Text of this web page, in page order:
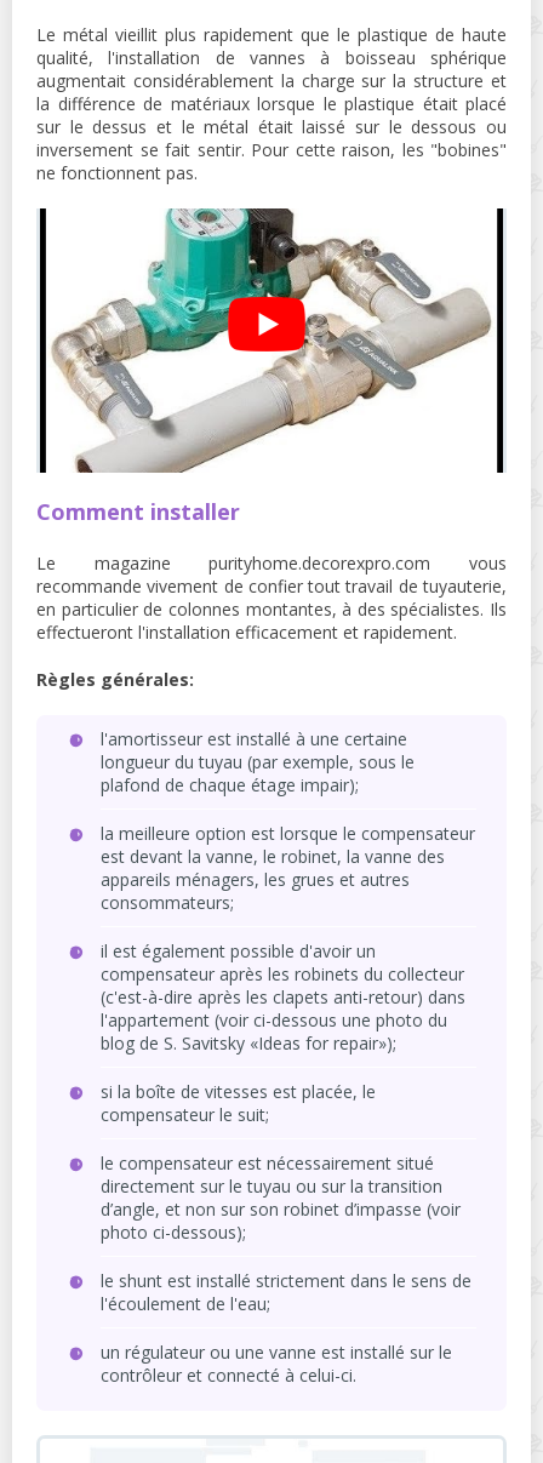
Le métal vieillit plus rapidement que le plastique de haute
qualité, l'installation de vannes à boisseau sphérique
augmentait considérablement la charge sur la structure et
la différence de matériaux lorsque le plastique était placé
sur le dessus et le métal était laissé sur le dessous ou
inversement se fait sentir. Pour cette raison, les "bobines"
ne fonctionnent pas.
Comment installer
Le magazine purityhome.decorexpro.com vous
recommande vivement de confier tout travail de tuyauterie,
en particulier de colonnes montantes, à des spécialistes. Ils
effectueront l'installation efficacement et rapidement.
Règles générales:
l'amortisseur est installé à une certaine
longueur du tuyau (par exemple, sous le
plafond de chaque étage impair);
la meilleure option est lorsque le compensateur
est devant la vanne, le robinet, la vanne des
appareils ménagers, les grues et autres
consommateurs;
il est également possible d'avoir un
compensateur après les robinets du collecteur
(c'est-à-dire après les clapets anti-retour) dans
l'appartement (voir ci-dessous une photo du
blog de S. Savitsky «Ideas for repair»);
si la boîte de vitesses est placée, le
compensateur le suit;
le compensateur est nécessairement situé
directement sur le tuyau ou sur la transition
d’angle, et non sur son robinet d’impasse (voir
photo ci-dessous);
le shunt est installé strictement dans le sens de
l'écoulement de l'eau;
un régulateur ou une vanne est installé sur le
contrôleur et connecté à celui-ci.